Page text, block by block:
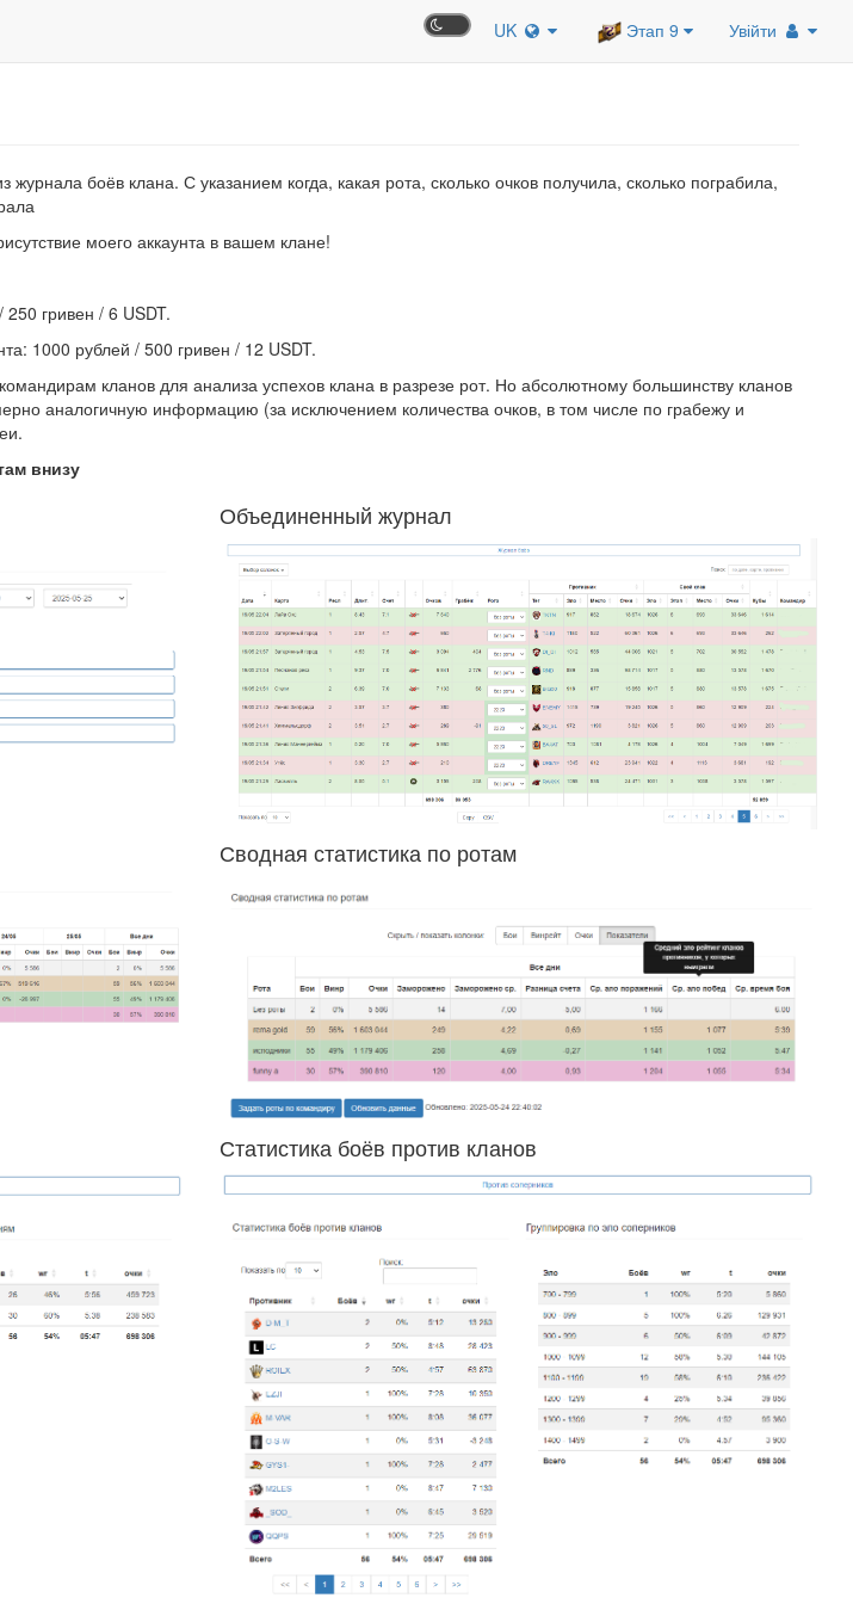
UK Этап 9 Увійти
боёв клана. С указанием когда, какая рота, сколько очков получила, сколько пограбила,
моего аккаунта в вашем клане!
250 гривен / 6 USDT.
1000 рублей / 500 гривен / 12 USDT.
кланов для анализа успехов клана в разрезе рот. Но абсолютному большинству кланов
аналогичную информацию (за исключением количества очков, в том числе по грабежу и
внизу
Объединенный журнал
Сводная статистика по ротам
Статистика боёв против кланов